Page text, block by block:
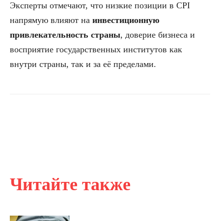
Читайте также
Эксперты отмечают, что низкие позиции в CPI
напрямую влияют на инвестиционную
привлекательность страны, доверие бизнеса и
восприятие государственных институтов как
внутри страны, так и за её пределами.